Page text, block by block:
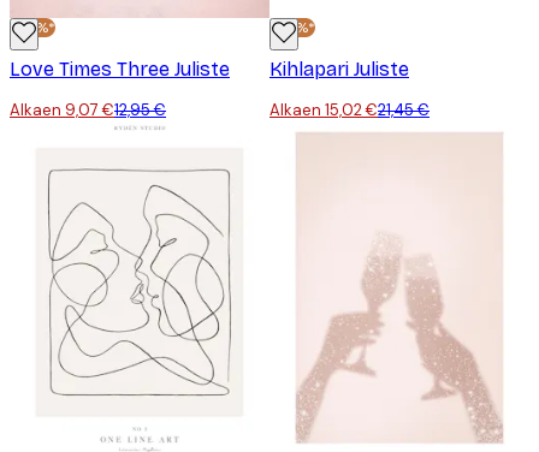
-30%*
Love Times Three Juliste
Alkaen 9,07 €12,95 €
-30%*
Kihlapari Juliste
Alkaen 15,02 €21,45 €